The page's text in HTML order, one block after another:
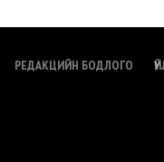
РЕДАКЦИЙН БОДЛОГО